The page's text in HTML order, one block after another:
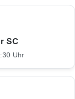
SC
Uhr